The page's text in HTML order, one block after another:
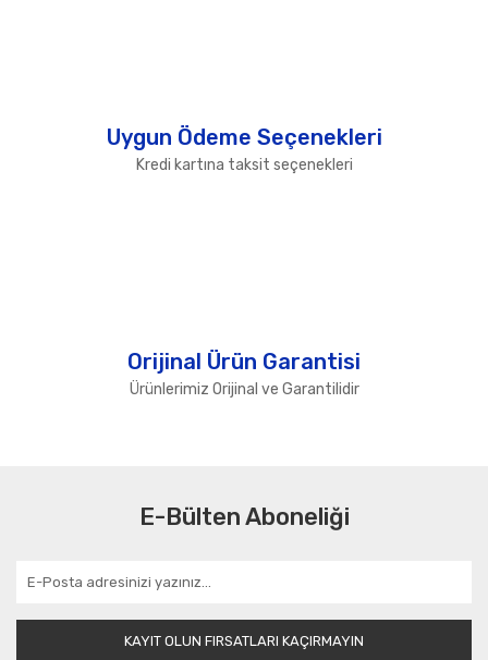
Uygun Ödeme Seçenekleri
Kredi kartına taksit seçenekleri
Orijinal Ürün Garantisi
Ürünlerimiz Orijinal ve Garantilidir
E-Bülten Aboneliği
KAYIT OLUN FIRSATLARI KAÇIRMAYIN